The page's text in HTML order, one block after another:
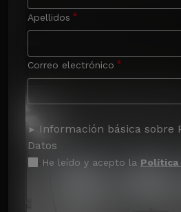
Apellidos
Correo electrónico
Información básica sobre
Datos
He leído y acepto la Política